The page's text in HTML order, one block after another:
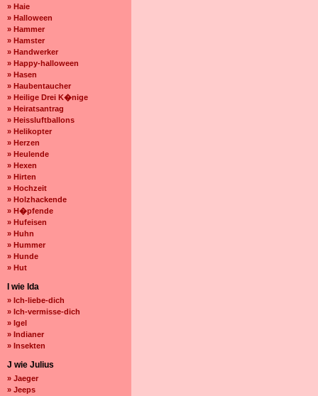
» Haie
» Halloween
» Hammer
» Hamster
» Handwerker
» Happy-halloween
» Hasen
» Haubentaucher
» Heilige Drei K�nige
» Heiratsantrag
» Heissluftballons
» Helikopter
» Herzen
» Heulende
» Hexen
» Hirten
» Hochzeit
» Holzhackende
» H�pfende
» Hufeisen
» Huhn
» Hummer
» Hunde
» Hut
I wie Ida
» Ich-liebe-dich
» Ich-vermisse-dich
» Igel
» Indianer
» Insekten
J wie Julius
» Jaeger
» Jeeps